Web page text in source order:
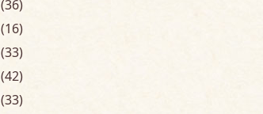
(36)
(16)
(33)
(42)
(33)